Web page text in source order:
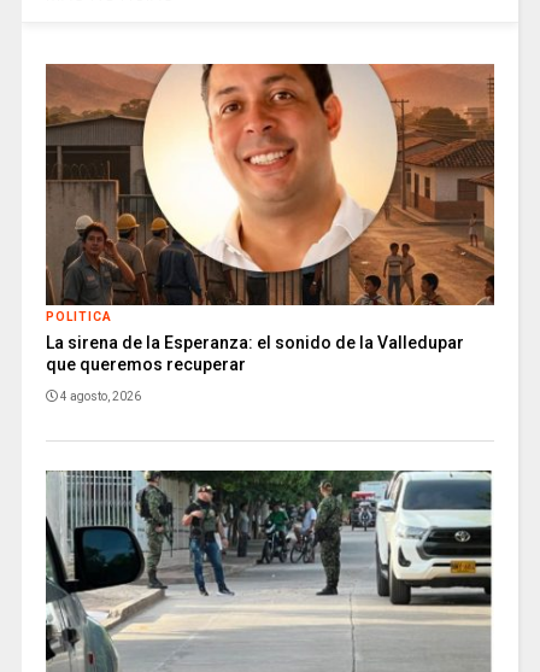
POLITICA
La sirena de la Esperanza: el sonido de la Valledupar
que queremos recuperar
4 agosto, 2026